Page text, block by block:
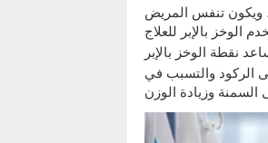
ويكون تنفس المريض
الركود والتسبب في